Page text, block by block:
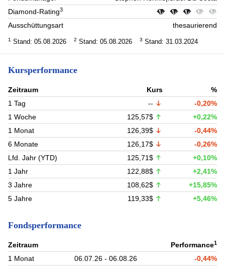
Diamond-Rating3
Ausschüttungsart thesaurierend
1 Stand: 05.08.2026 2 Stand: 05.08.2026 3 Stand: 31.03.2024
Kursperformance
Zeitraum Kurs
%
1 Tag
--
-0,20%
1 Woche
125,57$
+0,22%
1 Monat
126,39$
-0,44%
6 Monate
126,17$
-0,26%
Lfd. Jahr (YTD)
125,71$
+0,10%
1 Jahr
122,88$
+2,41%
3 Jahre
108,62$
+15,85%
5 Jahre
119,33$ +5,46%
Fondsperformance
Zeitraum Performance1
1 Monat 06.07.26 - 06.08.26
-0,44%